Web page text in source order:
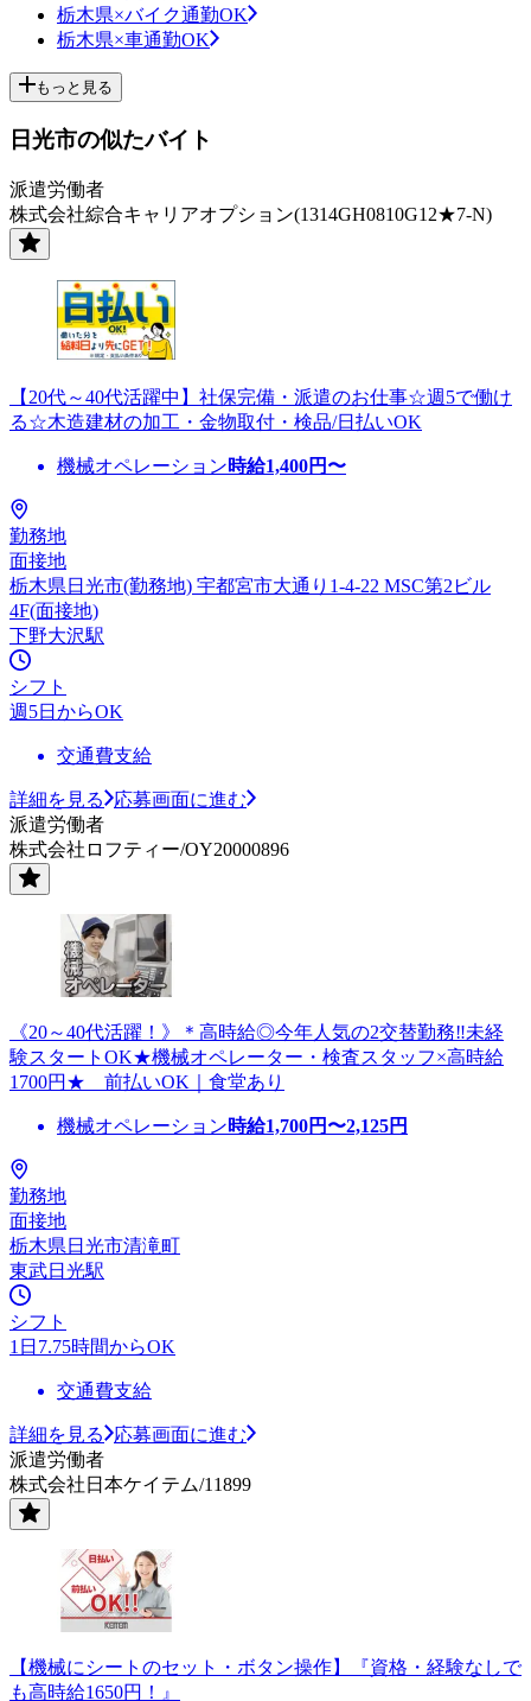
栃木県×バイク通勤OK
栃木県×車通勤OK
もっと見る
日光市の似たバイト
派遣労働者
株式会社綜合キャリアオプション(1314GH0810G12★7-N)
【20代～40代活躍中】社保完備・派遣のお仕事☆週5で働け
る☆木造建材の加工・金物取付・検品/日払いOK
機械オペレーション時給1,400円〜
勤務地
面接地
栃木県日光市(勤務地) 宇都宮市大通り1-4-22 MSC第2ビル
4F(面接地)
下野大沢駅
シフト
週5日からOK
交通費支給
詳細を見る
応募画面に進む
派遣労働者
株式会社ロフティー/OY20000896
《20～40代活躍！》＊高時給◎今年人気の2交替勤務‼未経
験スタートOK★機械オペレーター・検査スタッフ×高時給
1700円★ 前払いOK｜食堂あり
機械オペレーション時給1,700円〜2,125円
勤務地
面接地
栃木県日光市清滝町
東武日光駅
シフト
1日7.75時間からOK
交通費支給
詳細を見る
応募画面に進む
派遣労働者
株式会社日本ケイテム/11899
【機械にシートのセット・ボタン操作】『資格・経験なしで
も高時給1650円！』